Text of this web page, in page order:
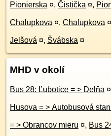
Pionierska ¤, Čistička ¤,
Chalupkova ¤, Chalupkova ¤
Jelšová ¤, Švábska ¤
MHD v okolí
Bus 28: Ľubotice = > Delňa ¤
Husova = >
= > Obrancov mieru ¤, Bus